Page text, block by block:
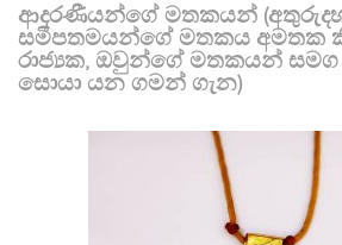
ආදරණීයන්ගේ මතකයන්
සමීපතමයන්ගේ මතකය අමතක
රාජ්‍යක, ඔවුන්ගේ මතකයන්
සොයා යන ගමන් ගැන)